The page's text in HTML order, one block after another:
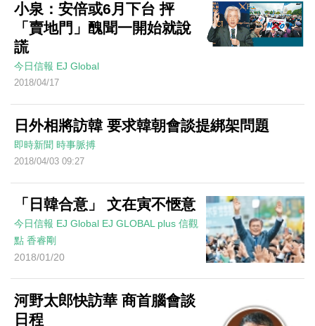
小泉：安倍或6月下台 抨
「賣地門」醜聞一開始就說
謊
今日信報 EJ Global
2018/04/17
日外相將訪韓 要求韓朝會談提綁架問題
即時新聞 時事脈搏
2018/04/03 09:27
「日韓合意」 文在寅不愜意
今日信報 EJ Global EJ GLOBAL plus 信觀
點 香睿剛
2018/01/20
河野太郎快訪華 商首腦會談
日程